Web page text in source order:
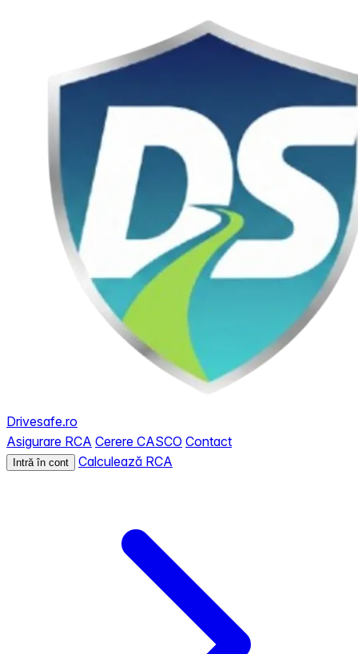
Drivesafe.ro
Asigurare RCA Cerere CASCO Contact
Intră în cont Calculează RCA